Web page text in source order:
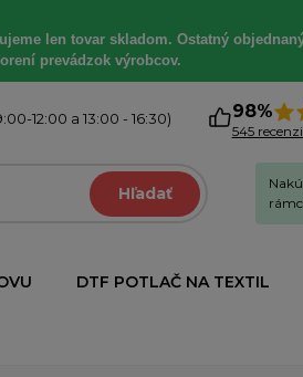
len tovar skladom. Ostatný
prevádzok výrobcov.
12:00 a 13:00 - 16:30) 98%
545
Hľadať
DTF POTLAČ NA TEXTIL